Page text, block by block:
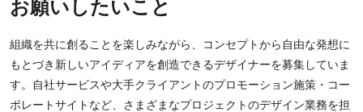
お願いしたいこと
組織を共に創ることを楽しみながら、コンセプトから自由な発想に
もとづき新しいアイディアを創造できるデザイナーを募集していま
す。自社サービスや大手クライアントのプロモーション施策・コー
ポレートサイトなど、さまざまなプロジェクトのデザイン業務を担